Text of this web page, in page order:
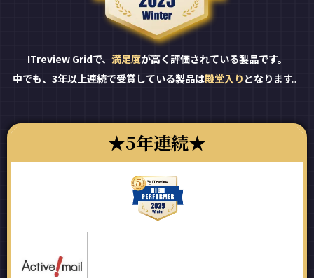
ITreview Gridで、 満足度が高く評価されている製品です。
中でも、3年以上連続で受賞している製品は殿堂入り となります。
5年連続